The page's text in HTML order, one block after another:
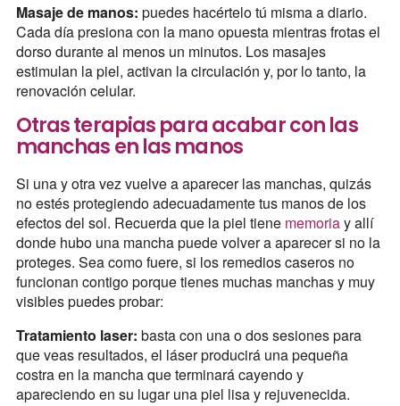
Masaje de manos: puedes hacértelo tú misma a diario.
Cada día presiona con la mano opuesta mientras frotas el
dorso durante al menos un minutos. Los masajes
estimulan la piel, activan la circulación y, por lo tanto, la
renovación celular.
Otras terapias para acabar con las
manchas en las manos
Si una y otra vez vuelve a aparecer las manchas, quizás
no estés protegiendo adecuadamente tus manos de los
efectos del sol. Recuerda que la piel tiene memoriay allí
donde hubo una mancha puede volver a aparecer si no la
proteges. Sea como fuere, si los remedios caseros no
funcionan contigo porque tienes muchas manchas y muy
visibles puedes probar:
Tratamiento laser: basta con una o dos sesiones para
que veas resultados, el láser producirá una pequeña
costra en la mancha que terminará cayendo y
apareciendo en su lugar una piel lisa y rejuvenecida.